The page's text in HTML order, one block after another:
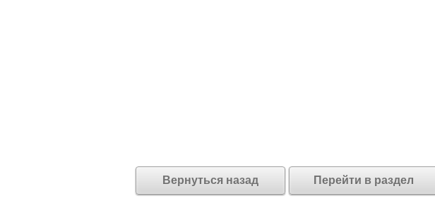
Вернуться назад Перейти в раздел